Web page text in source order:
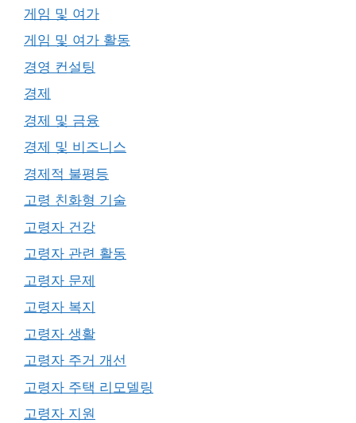
게임 및 여가
게임 및 여가 활동
경영 컨설팅
경제
경제 및 금융
경제 및 비즈니스
경제적 불평등
고령 친화형 기술
고령자 건강
고령자 관련 활동
고령자 문제
고령자 복지
고령자 생활
고령자 주거 개선
고령자 주택 리모델링
고령자 지원